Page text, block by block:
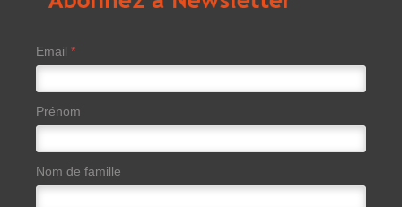
Email *
Prénom
Nom de famille